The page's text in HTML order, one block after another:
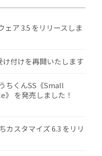
ェア 3.5 をリリースしま
け付けを再開いたします
ちくんSS《Small
》 を発売しました！
カスタマイズ 6.3 をリリ